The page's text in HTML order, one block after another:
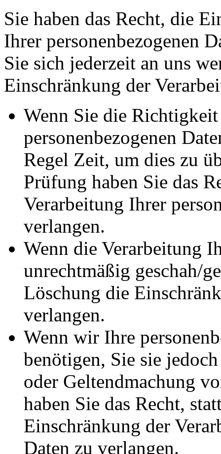
Sie haben das Recht, die
Ihrer personenbezogenen
Sie sich jederzeit an uns
Einschränkung der
Wenn Sie die
personenbezogenen
Regel Zeit, um dies zu
Prüfung haben Sie das
Verarbeitung Ihrer
verlangen.
Wenn die Verarbeitung
unrechtmäßig geschah/
Löschung die
verlangen.
Wenn wir Ihre
benötigen, Sie sie
oder Geltendmachung
haben Sie das Recht,
Einschränkung der
Daten zu verlangen.